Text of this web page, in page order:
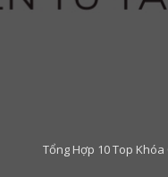
Tổng Hợp 10 Top